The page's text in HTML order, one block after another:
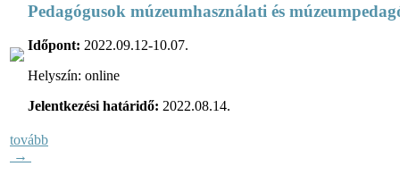
Pedagógusok múzeumhasználati és
Időpont: 2022.09.12-10.07.
Helyszín: online
Jelentkezési határidő: 2022.08.14.
tovább
→